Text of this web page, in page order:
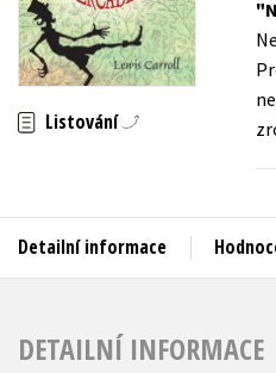
Auto - moto
Beletrie pro děti
Listování
Detailní informace
DETAILNÍ INFORMACE